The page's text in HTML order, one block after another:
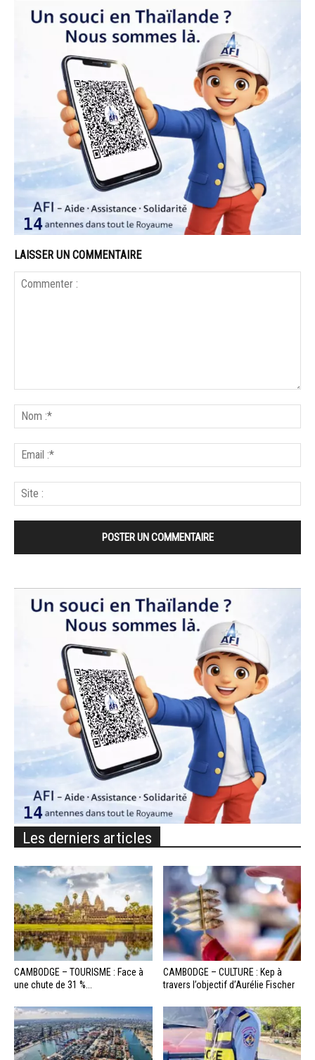
LAISSER UN COMMENTAIRE
Les derniers articles
CAMBODGE – TOURISME : Face à
une chute de 31 %...
CAMBODGE – CULTURE : Kep à
travers l’objectif d’Aurélie Fischer